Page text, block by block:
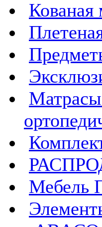
Кованая